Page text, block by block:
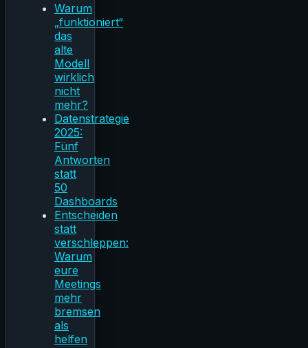
Warum
„funktioniert“
das
alte
Modell
wirklich
nicht
mehr?
Datenstrategie
2025:
Fünf
Antworten
statt
50
Dashboards
Entscheiden
statt
verschleppen:
Warum
eure
Meetings
mehr
bremsen
als
helfen